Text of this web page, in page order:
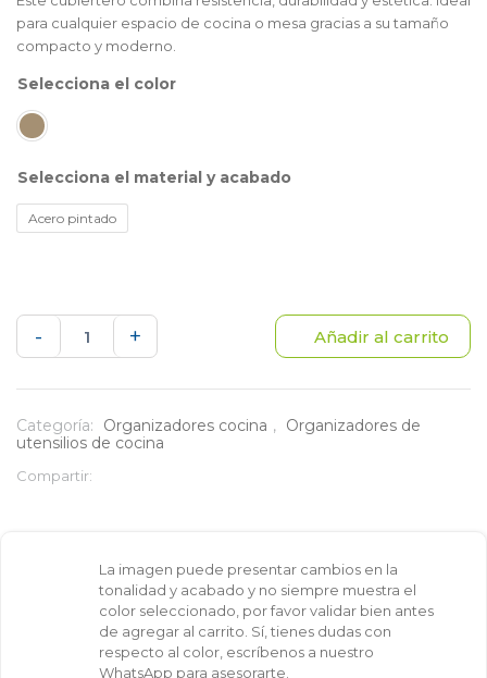
para cualquier espacio de cocina o mesa gracias a su tamaño
compacto y moderno.
color
material y acabado
Acero pintado
-
Cubiertero
cantidad
+ Añadir al carrito
Categoría: Organizadores cocina , Organizadores de
utensilios de cocina
Compartir:
La imagen puede presentar cambios en la
tonalidad y acabado y no siempre muestra el
color seleccionado, por favor validar bien antes
de agregar al carrito. Sí, tienes dudas con
respecto al color, escríbenos a nuestro
WhatsApp para asesorarte.